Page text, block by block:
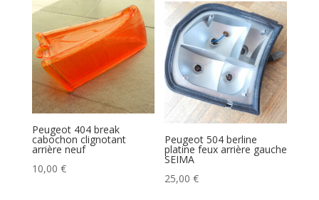
était :
15,00 €.
est :
10,00 €.
Peugeot 404 break
cabochon clignotant
arrière neuf
10,00 €
Peugeot 504 berline
platine feux arrière gauche
SEIMA
25,00€